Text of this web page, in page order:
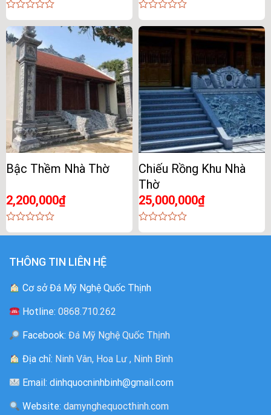
0
out
of
5
0
out
of
Bậc Thềm Nhà Thờ
2,200,000₫
0
5
Chiếu Rồng Khu Nhà
Thờ
25,000,000₫
0
THÔNG TIN LIÊN HỆ
Cơ sở Đá Mỹ Nghệ Quốc Thịnh
Hotline:0868.710.262
Facebook: Đá Mỹ Nghệ Quốc Thịnh
Địa chỉ: Ninh Vân, Hoa Lư , Ninh Bình
Email: dinhquocninhbinh@gmail.com
Website:damynghequocthinh.com